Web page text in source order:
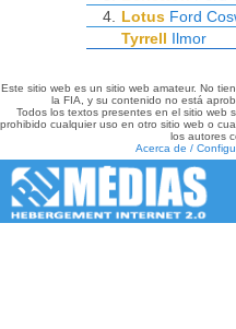
4.
Lotus Ford
Tyrrell Ilmor
Este sitio web es un sitio web amateur. No
la FIA, y su contenido no está
Todos los textos presentes en el sitio web
prohibido cualquier uso en otro sitio web o
los autores
Acerca de /